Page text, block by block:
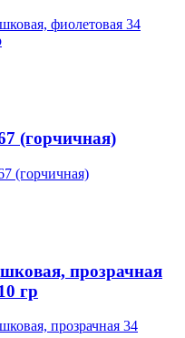
(горчичная)
прозрачная
гр